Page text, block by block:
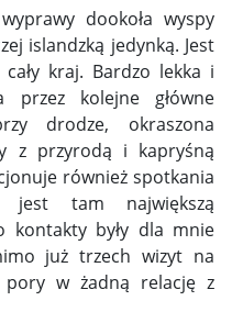
dookoła wyspy
islandzką jedynką. Jest
kraj. Bardzo lekka i
przez kolejne główne
drodze, okraszona
z przyrodą i kapryśną
również spotkania
tam największą
kontakty były dla mnie
już trzech wizyt na
w żadną relację z